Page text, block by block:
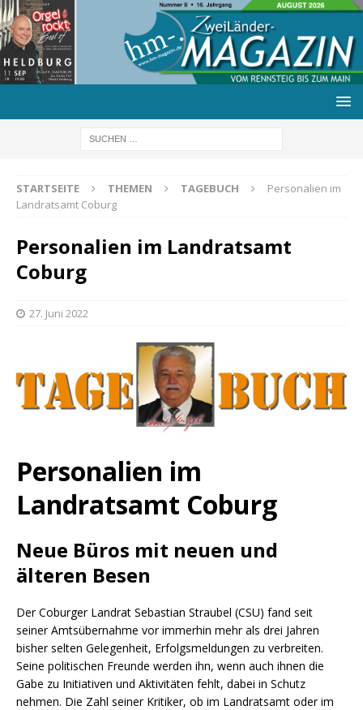
STARTSEITE THEMEN TAGEBUCH
Personalien im
Landratsamt Coburg
Personalien im Landratsamt
Coburg
27. Juni 2022
Personalien im
Landratsamt Coburg
Neue Büros mit neuen und
älteren Besen
Der Coburger Landrat Sebastian Straubel (CSU) fand seit
seiner Amtsübernahme vor immerhin mehr als drei Jahren
bisher selten Gelegenheit, Erfolgsmeldungen zu verbreiten.
Seine politischen Freunde werden ihn, wenn auch ihnen die
Gabe zu Initiativen und Aktivitäten fehlt, dabei in Schutz
nehmen. Die Zahl seiner Kritiker, ob im Landratsamt oder im